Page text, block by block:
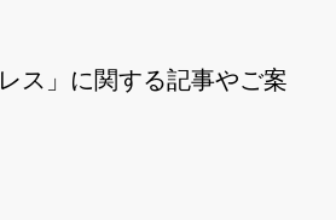
ス」に関する記事やご案